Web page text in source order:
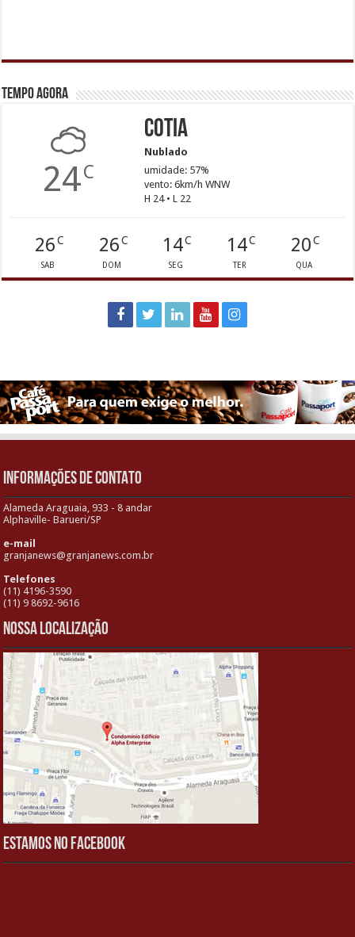
Tempo agora
24C
Cotia
Nublado
umidade: 57%
vento: 6km/h WNW
H 24 • L 22
26C
SAB
26C
DOM
14C
SEG
14C
TER
20C
QUA
INFORMAÇÕES DE CONTATO
Alameda Araguaia, 933 - 8 andar
Alphaville- Barueri/SP
e-mail
granjanews@granjanews.com.br
Telefones
(11) 4196-3590
(11) 9 8692-9616
Nossa localização
Estamos no Facebook